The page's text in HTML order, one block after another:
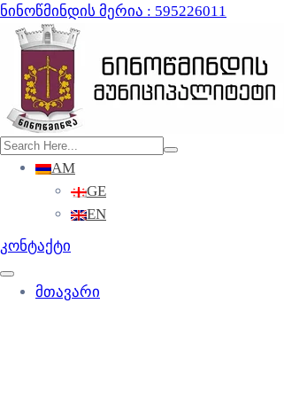
ნინოწმინდის მერია : 595226011
AM
GE
EN
კონტაქტი
მთავარი